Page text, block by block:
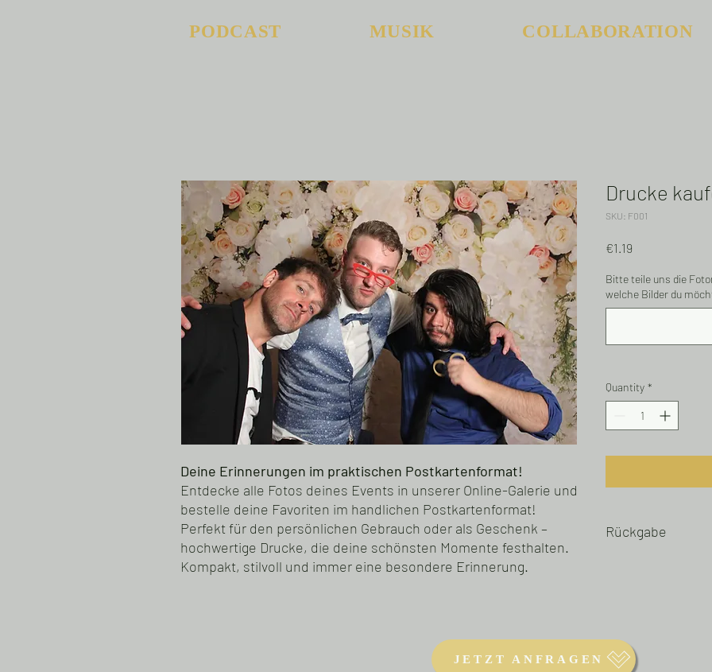
PODCAST MUSIK COLLABORATION
Deine Erinnerungen im praktischen Postkartenformat!
Entdecke alle Fotos deines Events in unserer Online-Galerie und
bestelle deine Favoriten im handlichen Postkartenformat!
Perfekt für den persönlichen Gebrauch oder als Geschenk –
hochwertige Drucke, die deine schönsten Momente festhalten.
Kompakt, stilvoll und immer eine besondere Erinnerung.
Drucke
SKU: F001
€1.19
Bitte teile uns die
welche Bilder du
Quantity *
Rückgabe
einzigartige
JETZT ANFRAGEN